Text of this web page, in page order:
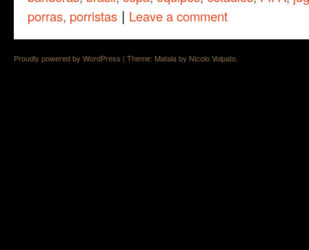
porras, porristas | Leave a comment
Proudly powered by WordPress | Theme: Matala by Nicolo Volpato